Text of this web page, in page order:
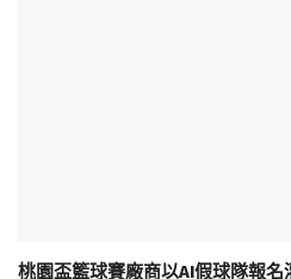
桃園盃籃球賽廠商以AI假球隊報